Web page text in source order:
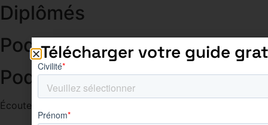
Diplômés
Podcasts
Podcast 1
Écoutez le podcast
Télécharger votre guide